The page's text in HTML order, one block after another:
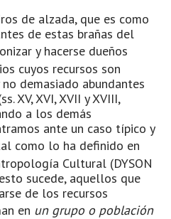
de alzada, que es como
de estas brañas del
y hacerse dueños
cuyos recursos son
demasiado abundantes
XV, XVI, XVII y XVIII,
a los demás
ante un caso típico y
como lo ha definido en
Cultural (DYSON
sucede, aquellos que
de los recursos
en un grupo o población